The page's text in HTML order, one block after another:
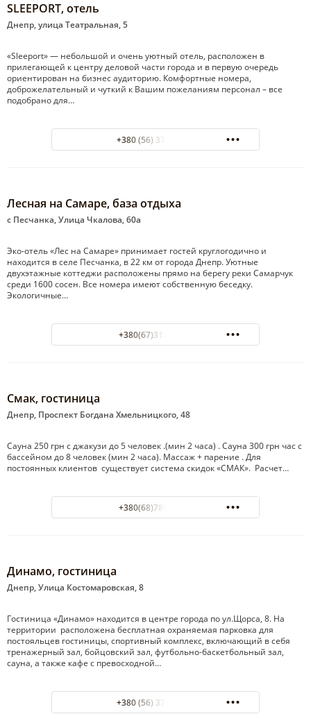
SLEEPORT, отель
Днепр, улица Театральная, 5
«Sleeport» — небольшой и очень уютный отель, расположен в
прилегающей к центру деловой части города и в первую очередь
ориентирован на бизнес аудиторию. Комфортные номера,
доброжелательный и чуткий к Вашим пожеланиям персонал – все
подобрано для…
+380 (56) 373-37-33
Лесная на Самаре, база отдыха
с Песчанка, Улица Чкалова, 60а
Эко-отель «Лес на Самаре» принимает гостей круглогодично и
находится в селе Песчанка, в 22 км от города Днепр. Уютные
двухэтажные коттеджи расположены прямо на берегу реки Самарчук
среди 1600 сосен. Все номера имеют собственную беседку.
Экологичные…
+380(67)312-42-84
Смак, гостиница
Днепр, Проспект Богдана Хмельницкого, 48
Сауна 250 грн с джакузи до 5 человек .(мин 2 часа) . Сауна 300 грн час с
бассейном до 8 человек (мин 2 часа). Массаж + парение . Для
постоянных клиентов существует система скидок «СМАК». Расчет…
+380(68)788-81-98
Динамо, гостиница
Днепр, Улица Костомаровская, 8
Гостиница «Динамо» находится в центре города по ул.Щорса, 8. На
территории расположена бесплатная охраняемая парковка для
постояльцев гостиницы, спортивный комплекс, включающий в себя
тренажерный зал, бойцовский зал, футбольно-баскетбольный зал,
сауна, а также кафе с превосходной…
+380 (56) 374-36-20